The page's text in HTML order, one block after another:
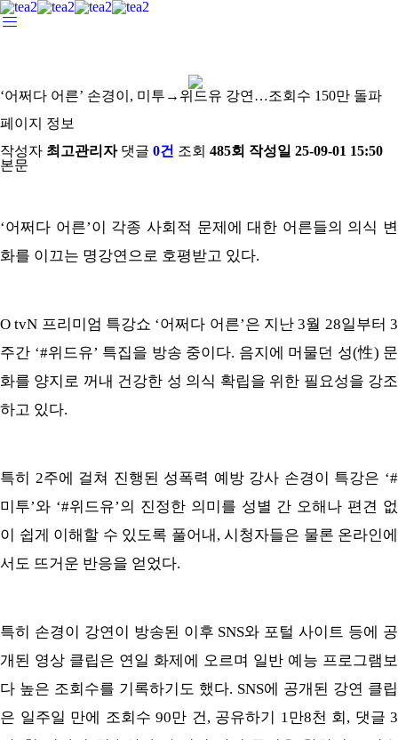
‘어쩌다 어른’ 손경이, 미투→위드유 강연…조회수 150만 돌파
페이지 정보
작성자 최고관리자 댓글 0건 조회 485회 작성일 25-09-01 15:50
본문
‘어쩌다 어른’이 각종 사회적 문제에 대한 어른들의 의식 변
화를 이끄는 명강연으로 호평받고 있다.
O tvN 프리미엄 특강쇼 ‘어쩌다 어른’은 지난 3월 28일부터 3
주간 ‘#위드유’ 특집을 방송 중이다. 음지에 머물던 성(性) 문
화를 양지로 꺼내 건강한 성 의식 확립을 위한 필요성을 강조
하고 있다.
특히 2주에 걸쳐 진행된 성폭력 예방 강사 손경이 특강은 ‘#
미투’와 ‘#위드유’의 진정한 의미를 성별 간 오해나 편견 없
이 쉽게 이해할 수 있도록 풀어내, 시청자들은 물론 온라인에
서도 뜨거운 반응을 얻었다.
특히 손경이 강연이 방송된 이후 SNS와 포털 사이트 등에 공
개된 영상 클립은 연일 화제에 오르며 일반 예능 프로그램보
다 높은 조회수를 기록하기도 했다. SNS에 공개된 강연 클립
은 일주일 만에 조회수 90만 건, 공유하기 1만8천 회, 댓글 3